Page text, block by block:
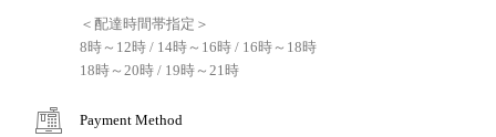
＜配達時間帯指定＞
8時～12時 / 14時～16時 / 16時～18時
18時～20時 / 19時～21時
Payment Method